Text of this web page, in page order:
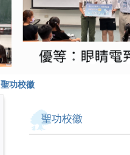
聖功校徽
聖功校徽